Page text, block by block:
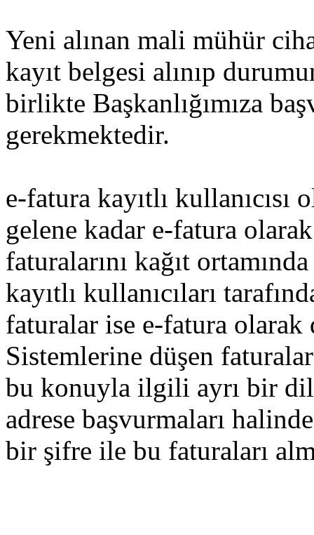
Yeni alınan mali mühür
kayıt belgesi alınıp
birlikte Başkanlığımıza
gerekmektedir.
e-fatura kayıtlı
gelene kadar e-fatura
faturalarını kağıt
kayıtlı kullanıcıları
faturalar ise e-fatura
Sistemlerine düşen
bu konuyla ilgili ayrı bir
adrese başvurmaları
bir şifre ile bu faturaları